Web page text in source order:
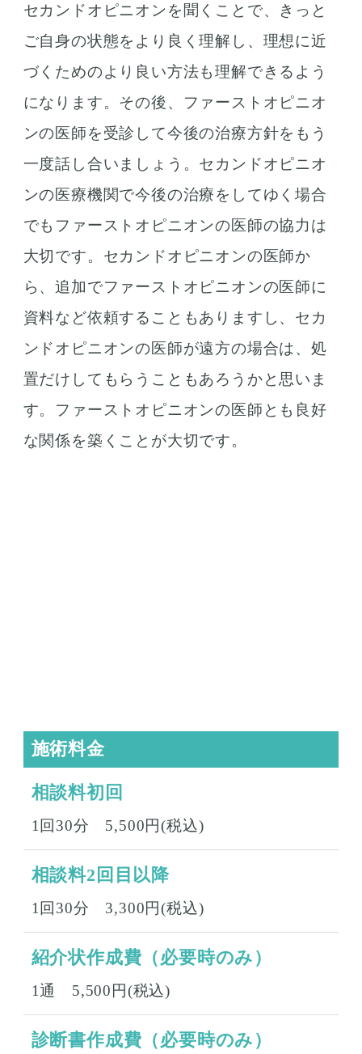
セカンドオピニオンを聞くことで、きっと
ご自身の状態をより良く理解し、理想に近
づくためのより良い方法も理解できるよう
になります。その後、ファーストオピニオ
ンの医師を受診して今後の治療方針をもう
一度話し合いましょう。セカンドオピニオ
ンの医療機関で今後の治療をしてゆく場合
でもファーストオピニオンの医師の協力は
大切です。セカンドオピニオンの医師か
ら、追加でファーストオピニオンの医師に
資料など依頼することもありますし、セカ
ンドオピニオンの医師が遠方の場合は、処
置だけしてもらうこともあろうかと思いま
す。ファーストオピニオンの医師とも良好
な関係を築くことが大切です。
施術料金
相談料初回
1回30分 5,500円(税込)
相談料2回目以降
1回30分 3,300円(税込)
紹介状作成費（必要時のみ）
1通 5,500円(税込)
診断書作成費（必要時のみ）